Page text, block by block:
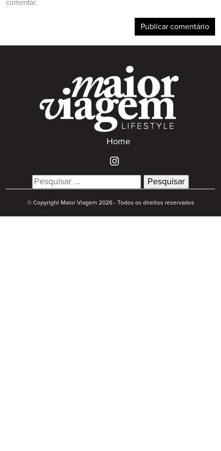
comentar.
Home
Search
for:
© Copyright Maior Viagem 2026 - Todos os direitos reservados